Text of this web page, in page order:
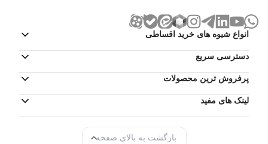
انواع شیوه های خرید اقساطی
دسترسی سریع
پرفروش ترین محصولات
لینک های مفید
بازگشت به بالای صفحه